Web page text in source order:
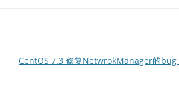
CentOS 7.3 修复NetwrokManager的bug